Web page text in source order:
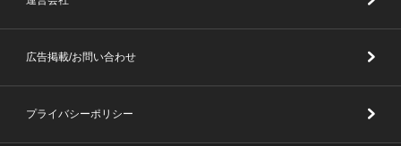
広告掲載/お問い合わせ
プライバシーポリシー